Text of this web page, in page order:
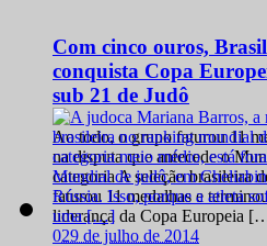
Com cinco ouros, Brasil
conquista Copa
sub 21 de Judô
Ao todo, o grupo faturou 11
na disputa que antecede o
categoria A seleção brasileira
faturou 11 medalhas e
liderança da Copa Europeia
029 de julho de 2014